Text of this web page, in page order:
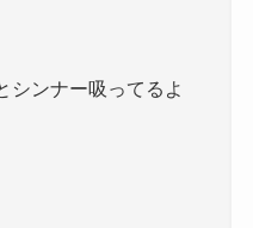
シンナー吸ってるよ